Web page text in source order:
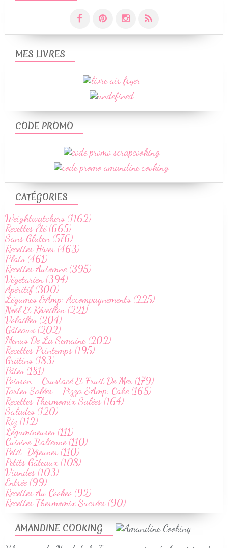
AMANDINE COOKING
CATÉGORIES
Weightwatchers (1162)
Recettes Été (665)
Sans Gluten (576)
Recettes Hiver (463)
Plats (461)
Recettes Automne (395)
Végetarien (394)
Apéritif (300)
Légumes &Amp; Accompagnements (225)
Noël Et Réveillon (221)
Volailles (204)
Gâteaux (202)
Menus De La Semaine (202)
Recettes Printemps (195)
Grâtins (183)
Pâtes (181)
Poisson - Crustacé Et Fruit De Mer (179)
Tartes Salées - Pizza &Amp; Cake (165)
Recettes Thermomix Salées (164)
Salades (120)
Riz (112)
Légumineuses (111)
Cuisine Italienne (110)
Petit-Déjeuner (110)
Petits Gâteaux (108)
Viandes (103)
Entrée (99)
Recettes Au Cookeo (92)
Recettes Thermomix Sucrées (90)
MES LIVRES
CODE PROMO